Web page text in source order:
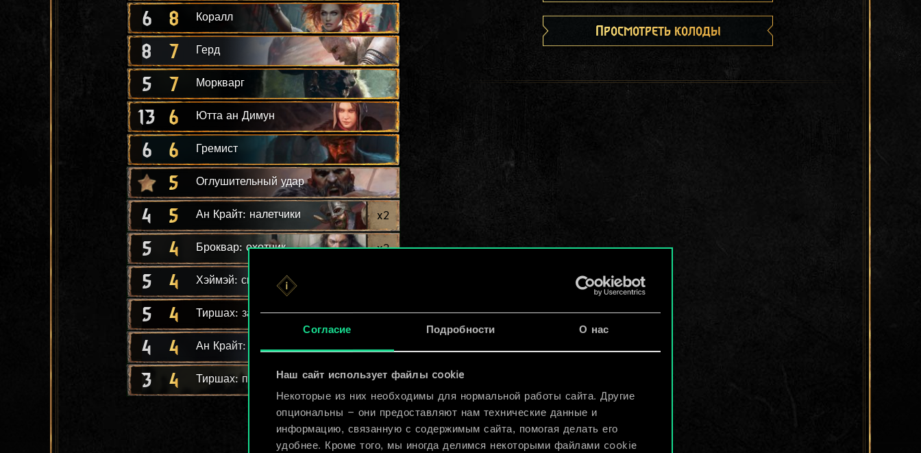
Согласие Подробности О нас
Наш сайт использует файлы cookie
Некоторые из них необходимы для нормальной работы сайта. Другие
опциональны — они предоставляют нам технические данные и
информацию, связанную с содержимым сайта, помогая делать его
удобнее. Кроме того, мы иногда делимся некоторыми файлами cookie
6 8 Коралл
8 7 Герд
5 7 Моркварг
13 6 Ютта ан Димун
6 6 Гремист
5 Оглушительный удар
4 5 Ан Крайт: налетчики x2
5 4 Броквар: охотник x2
5 4 Хэймэй: скальд
5 4 Тиршах: захватчица x2
4 4 Ан Крайт: мародер
3 4 Тиршах: поединщик x2
Просмотреть колоды